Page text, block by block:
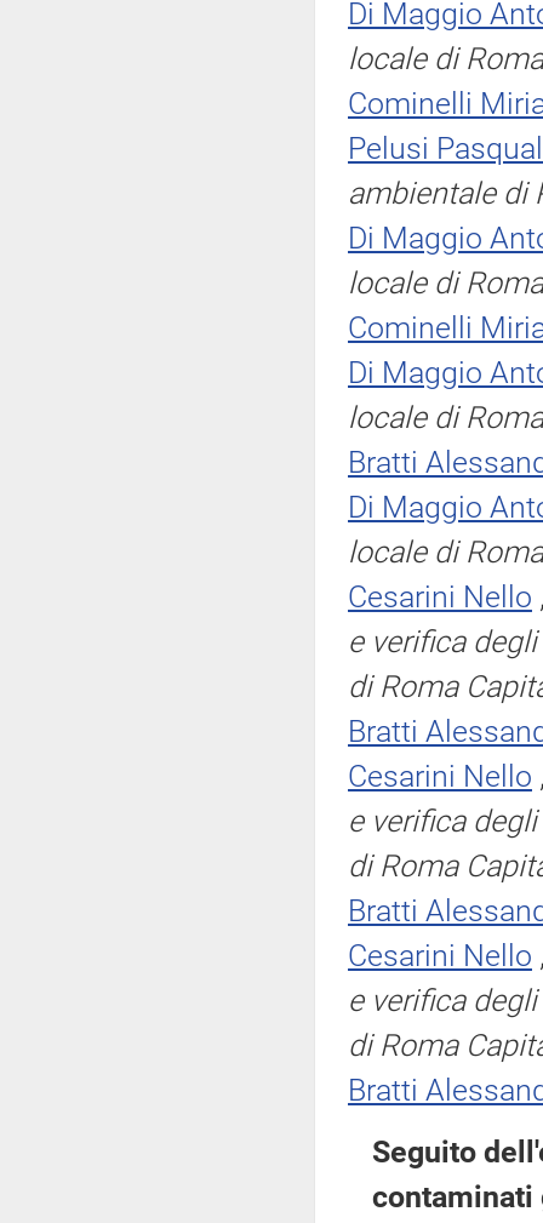
Di Maggio
locale di
Cominelli
Pelusi
ambientale di
Di Maggio
locale di
Cominelli
Di Maggio
locale di
Bratti
Di Maggio
locale di
Cesarini Nello
e verifica
di Roma
Bratti
Cesarini Nello
e verifica
di Roma
Bratti
Cesarini Nello
e verifica
di Roma
Bratti
Seguito
contaminati